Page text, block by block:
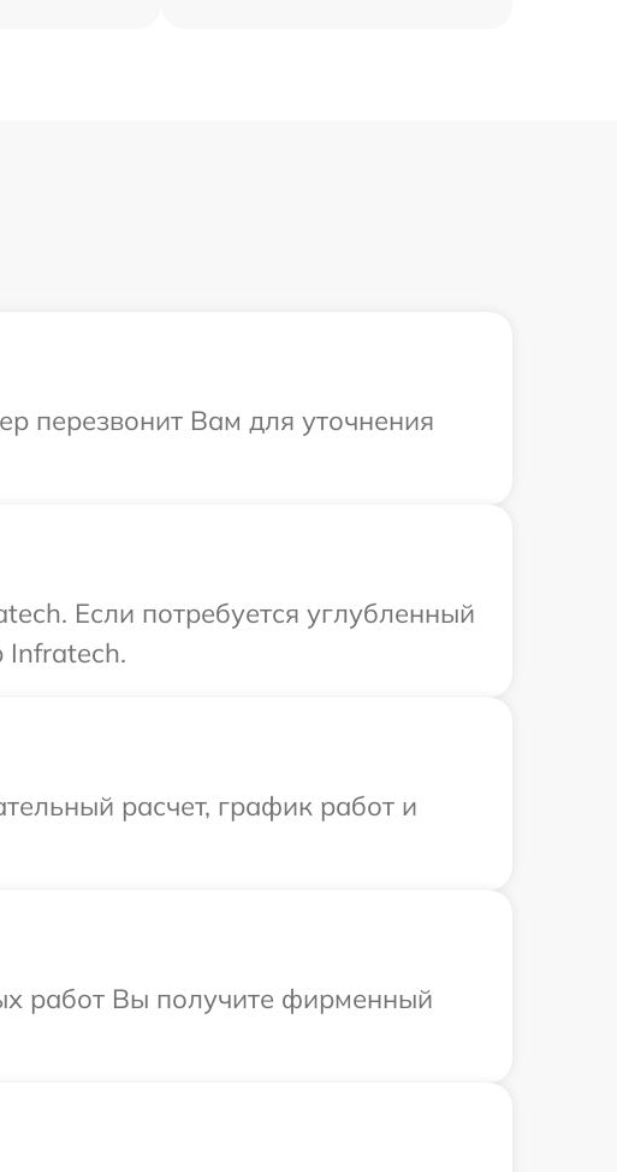
перезвонит Вам для уточнения
Если потребуется углубленный
Infratech.
расчет, график работ и
работ Вы получите фирменный